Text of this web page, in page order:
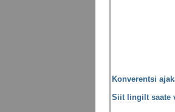
Konverentsi
Siit lingilt saate